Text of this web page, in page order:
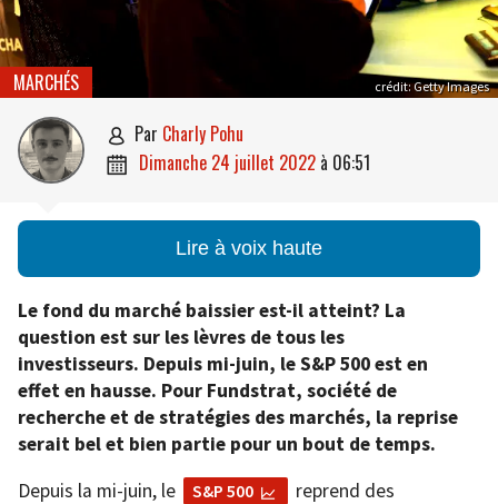
crédit: Getty Images
MARCHÉS
 par Charly Pohu
 dimanche 24 juillet 2022 à 06:51
Lire à voix haute
Le fond du marché baissier est-il atteint? La
question est sur les lèvres de tous les
investisseurs. Depuis mi-juin, le S&P 500 est en
effet en hausse. Pour Fundstrat, société de
recherche et de stratégies des marchés, la reprise
serait bel et bien partie pour un bout de temps.
Depuis la mi-juin, le
S&P 500
reprend des